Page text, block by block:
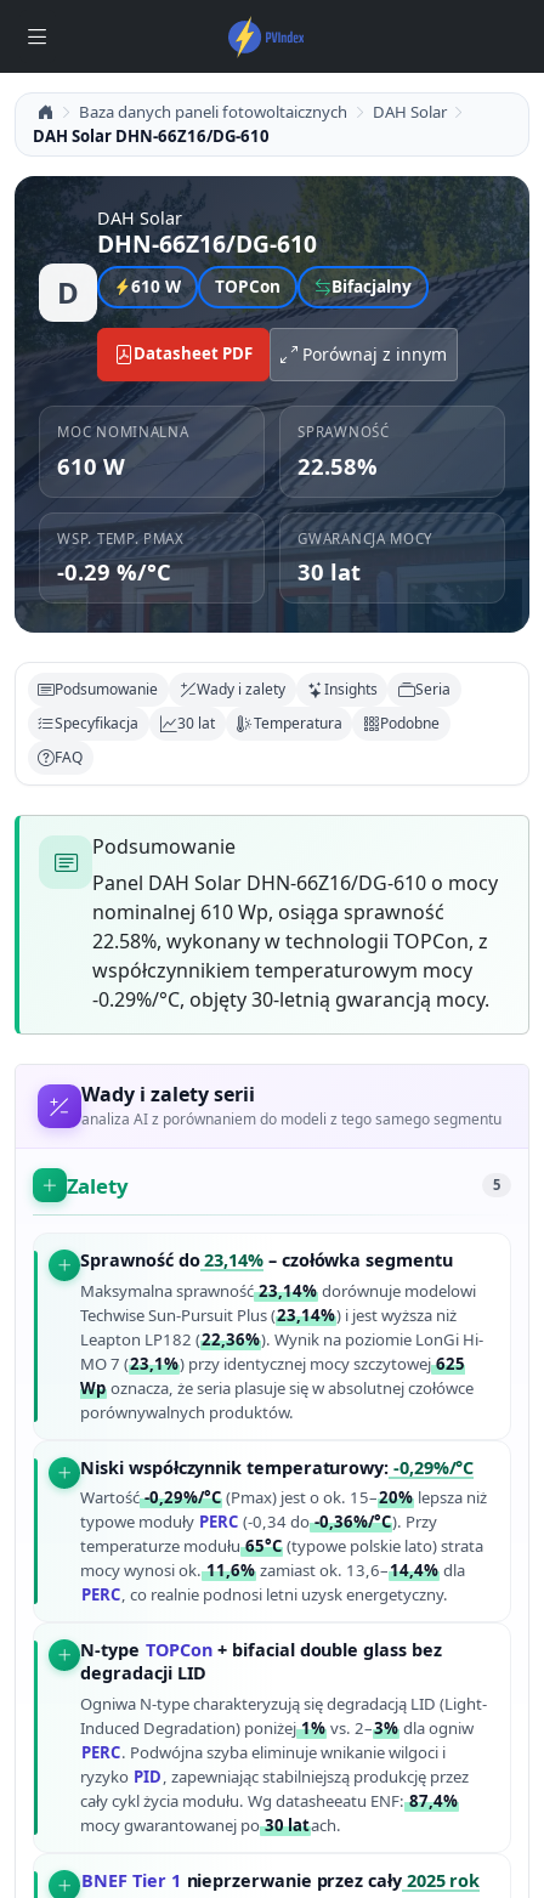
Baza danych paneli fotowoltaicznych
DAH Solar
DAH Solar DHN-66Z16/DG-610
D
DAH Solar
DHN-66Z16/DG-610
610 W TOPCon Bifacjalny
Datasheet PDF Porównaj z innym
MOC NOMINALNA
610 W
SPRAWNOŚĆ
22.58%
WSP. TEMP. PMAX
-0.29 %/°C
GWARANCJA MOCY
30 lat
Podsumowanie Wady i zalety Insights
Seria
Specyfikacja
30 lat Temperatura
Podobne
FAQ
Podsumowanie
Panel DAH Solar DHN-66Z16/DG-610 o mocy
nominalnej 610 Wp, osiąga sprawność
22.58%, wykonany w technologii TOPCon, z
współczynnikiem temperaturowym mocy
-0.29%/°C, objęty 30-letnią gwarancją mocy.
Wady i zalety serii
analiza AI z porównaniem do modeli z tego samego segmentu
Zalety 5
Sprawność do23,14% – czołówka segmentu
Maksymalna sprawność23,14% dorównuje modelowi
Techwise Sun-Pursuit Plus (23,14%) i jest wyższa niż
Leapton LP182 (22,36%). Wynik na poziomie LonGi Hi-
MO 7 (23,1%) przy identycznej mocy szczytowej625
Wp oznacza, że seria plasuje się w absolutnej czołówce
porównywalnych produktów.
Niski współczynnik temperaturowy: -0,29%/°C
Wartość-0,29%/°C (Pmax) jest o ok. 15–20% lepsza niż
typowe moduły PERC (-0,34 do-0,36%/°C). Przy
temperaturze modułu65°C (typowe polskie lato) strata
mocy wynosi ok.11,6% zamiast ok. 13,6–14,4% dla
PERC, co realnie podnosi letni uzysk energetyczny.
N-type TOPCon + bifacial double glass bez
degradacji LID
Ogniwa N-type charakteryzują się degradacją LID (Light-
Induced Degradation) poniżej1% vs. 2–3% dla ogniw
PERC. Podwójna szyba eliminuje wnikanie wilgoci i
ryzyko PID, zapewniając stabilniejszą produkcję przez
cały cykl życia modułu. Wg datasheeatu ENF:87,4%
mocy gwarantowanej po30 latach.
BNEF Tier 1 nieprzerwanie przez cały2025 rok